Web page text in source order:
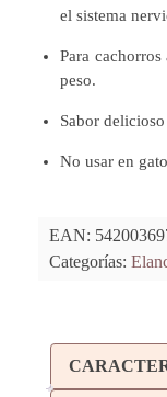
el sistema
Para
peso.
Sabor
No usar en
EAN:
Categorías: